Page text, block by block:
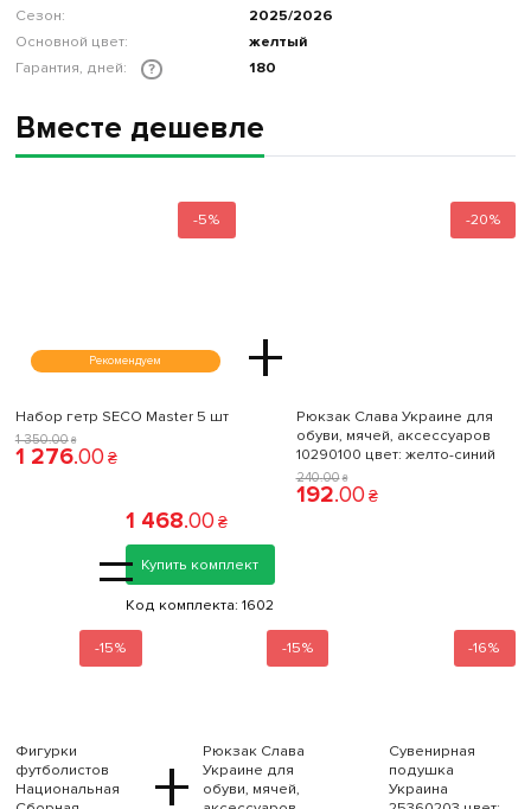
Сезон:
2025/2026
Основной цвет:
желтый
Гарантия, дней:
? 180
Вместе дешевле
-5%
Рекомендуем +
Набор гетр SECO Master 5 шт
1 350.00 ₴
1 276.00 ₴
-20%
Рюкзак Слава Украине для
обуви, мячей, аксессуаров
10290100 цвет: желто-синий
240.00 ₴
192.00 ₴
=
1 468.00 ₴
Купить комплект
Код комплекта: 1602
-15%
+
Фигурки
футболистов
Национальная
-15%
Рюкзак Слава
Украине для
обуви, мячей,
-16%
Сувенирная
подушка
Украина